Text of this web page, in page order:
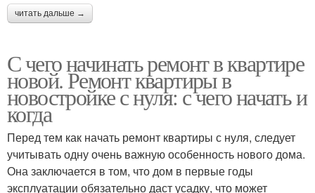
читать дальше →
С чего начинать ремонт в квартире
новой. Ремонт квартиры в
новостройке с нуля: с чего начать и
когда
Перед тем как начать ремонт квартиры с нуля, следует
учитывать одну очень важную особенность нового дома.
Она заключается в том, что дом в первые годы
эксплуатации обязательно даст усадку, что может